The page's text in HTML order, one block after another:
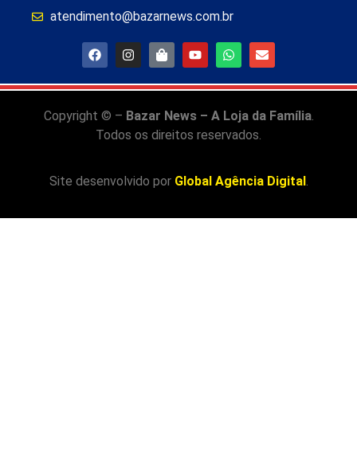
atendimento@bazarnews.com.br
Copyright © – Bazar News – A Loja da Família.
Todos os direitos reservados.
Site desenvolvido por Global Agência Digital.